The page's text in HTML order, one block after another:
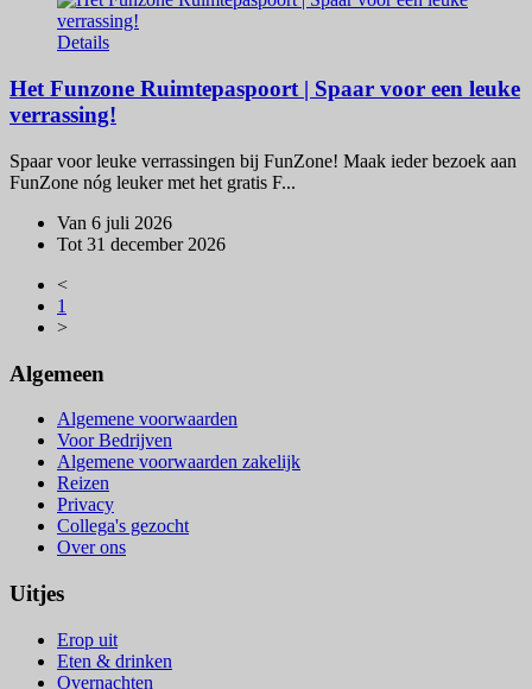
Details
Het Funzone Ruimtepaspoort | Spaar voor een leuke
verrassing!
Spaar voor leuke verrassingen bij FunZone! Maak ieder bezoek aan
FunZone nóg leuker met het gratis F...
Van 6 juli 2026
Tot 31 december 2026
<
1
>
Algemeen
Algemene voorwaarden
Voor Bedrijven
Algemene voorwaarden zakelijk
Reizen
Privacy
Collega's gezocht
Over ons
Uitjes
Erop uit
Eten & drinken
Overnachten